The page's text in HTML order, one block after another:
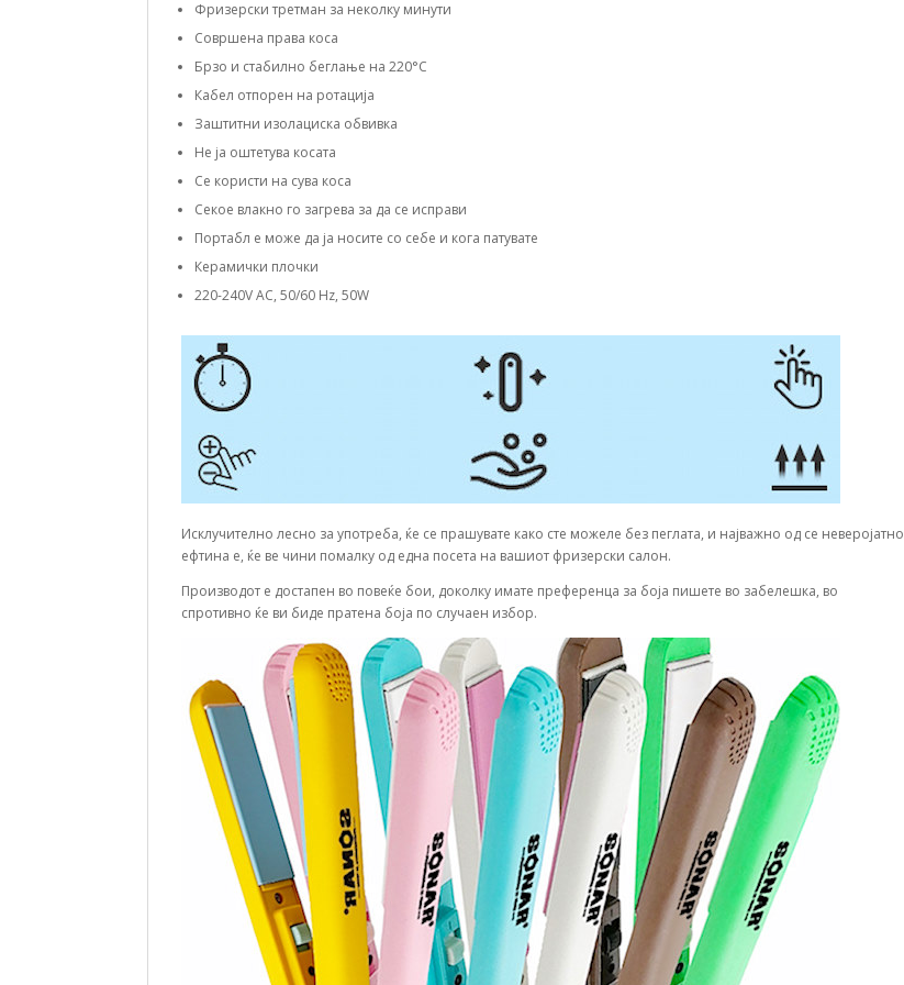
Фризерски третман за неколку минути
Совршена права коса
Брзо и стабилно беглање на 220°C
Кабел отпорен на ротација
Заштитни изолациска обвивка
Не ја оштетува косата
Се користи на сува коса
Секое влакно го загрева за да се исправи
Портабл е може да ја носите со себе и кога патувате
Керамички плочки
220-240V AC, 50/60 Hz, 50W
Исклучително лесно за употреба, ќе се прашувате како сте можеле без пеглата, и најважно од се неверојатно
ефтина е, ќе ве чини помалку од една посета на вашиот фризерски салон.
Производот е достапен во повеќе бои, доколку имате преференца за боја пишете во забелешка, во
спротивно ќе ви биде пратена боја по случаен избор.